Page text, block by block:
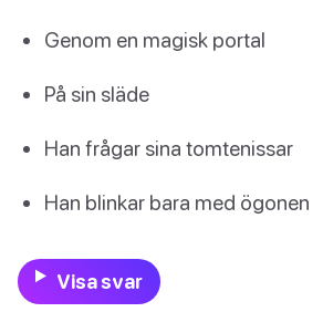
Genom en magisk portal
På sin släde
Han frågar sina tomtenissar
Han blinkar bara med ögonen
Visa svar